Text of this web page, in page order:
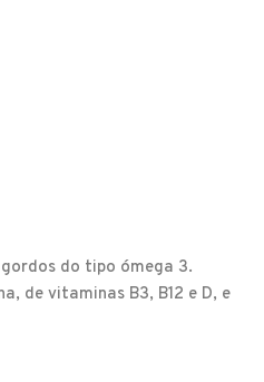
do tipo ómega 3.
de vitaminas B3, B12 e D, e